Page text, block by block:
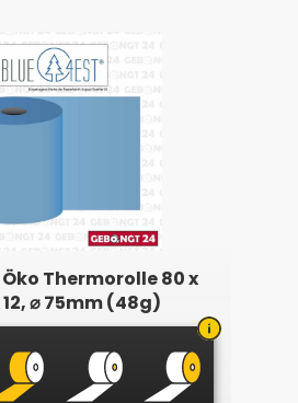
Thermorolle 80 x
⌀ 75mm (48g)